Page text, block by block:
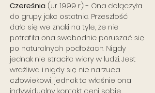
Czereśnia (ur. 1999 r.) - Ona dołączyła
do grupy jako ostatnia. Przeszłość
dała się we znaki na tyle, że nie
potrafiła ona swobodnie poruszać się
po naturalnych podłożach. Nigdy
jednak nie straciła wiary w ludzi. Jest
wrażliwa i nigdy się nie narzuca
człowiekowi, jednak to właśnie ona
indywidualny kontakt ceni sobie